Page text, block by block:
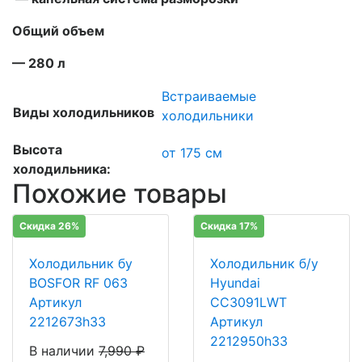
Общий объем
— 280 л
Виды холодильников
Встраиваемые
холодильники
Высота
холодильника:
от 175 см
Похожие товары
Скидка 26%
Холодильник бу
BOSFOR RF 063
Артикул
2212673h33
В наличии 7,990₽
Скидка 17%
Холодильник б/у
Hyundai
CC3091LWT
Артикул
2212950h33